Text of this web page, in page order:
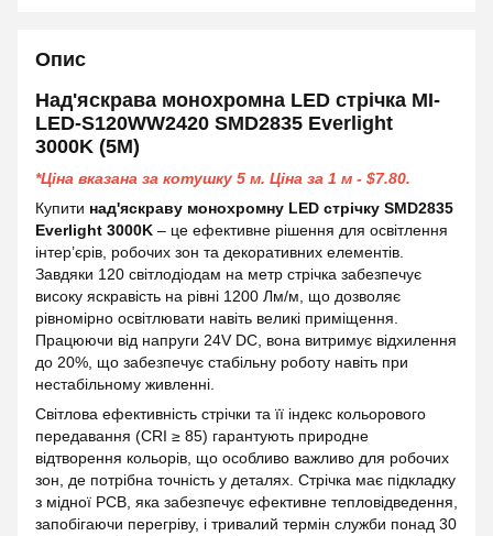
Опис
Над'яскрава монохромна LED стрічка MI-
LED-S120WW2420 SMD2835 Everlight
3000K (5M)
*Ціна вказана за котушку 5 м. Ціна за 1 м - $7.80.
Купити над'яскраву монохромну LED стрічку SMD2835
Everlight 3000K – це ефективне рішення для освітлення
інтер’єрів, робочих зон та декоративних елементів.
Завдяки 120 світлодіодам на метр стрічка забезпечує
високу яскравість на рівні 1200 Лм/м, що дозволяє
рівномірно освітлювати навіть великі приміщення.
Працюючи від напруги 24V DC, вона витримує відхилення
до 20%, що забезпечує стабільну роботу навіть при
нестабільному живленні.
Світлова ефективність стрічки та її індекс кольорового
передавання (CRI ≥ 85) гарантують природне
відтворення кольорів, що особливо важливо для робочих
зон, де потрібна точність у деталях. Стрічка має підкладку
з мідної PCB, яка забезпечує ефективне тепловідведення,
запобігаючи перегріву, і тривалий термін служби понад 30